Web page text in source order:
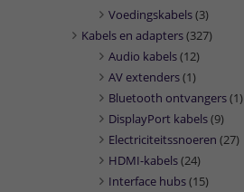
Voedingskabels(3)
Kabels en adapters(327)
Audio kabels(12)
AV extenders(1)
Bluetooth ontvangers(1)
DisplayPort kabels(9)
Electriciteitssnoeren (27)
HDMI-kabels(24)
Interface hubs(15)